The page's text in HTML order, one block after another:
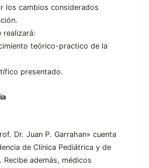
los cambios considerados
realizará:
teórico-practico de la
presentado.
Dr. Juan P. Garrahan» cuenta
de Clínica Pediátrica y de
además, médicos